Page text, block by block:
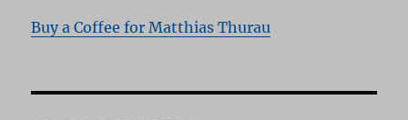
Buy a Coffee for Matthias Thurau